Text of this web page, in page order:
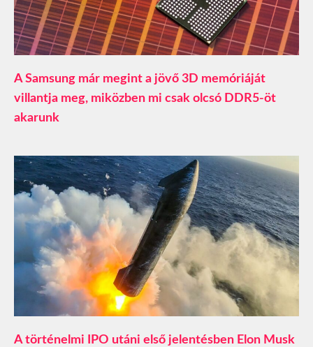
A Samsung már megint a jövő 3D memóriáját
villantja meg, miközben mi csak olcsó DDR5-öt
akarunk
A történelmi IPO utáni első jelentésben Elon Musk